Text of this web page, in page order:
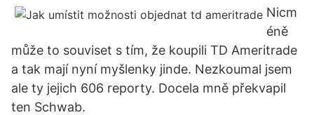
Nicm
éně
může to souviset s tím, že koupili TD Ameritrade
a tak mají nyní myšlenky jinde. Nezkoumal jsem
ale ty jejich 606 reporty. Docela mně překvapil
ten Schwab.